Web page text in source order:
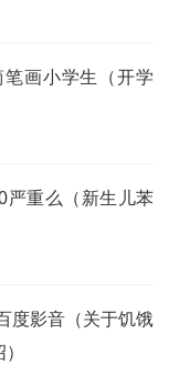
画小学生（开学
严重么（新生儿苯
度影音（关于饥饿